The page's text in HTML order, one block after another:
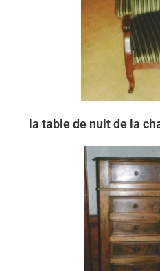
la table de nuit de la